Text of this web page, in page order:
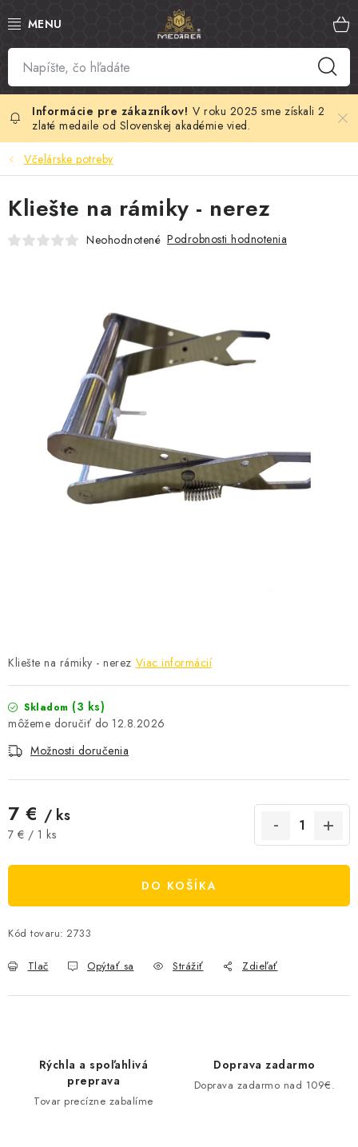
na
SLOVENSKÝ MED
MANUKA MED
VČELÍ PEĽ
MATERSKÁ KAŠIČKA
MEDOVÁ KOZMETIKA
MEDOVÉ DARČEKOVÉ SETY
VÝROBKY Z VOSKU
DOPLNKY KU VČELÍM PRODUKTOM
ČOKOLÁDA
Kamenná predajňa Náš príbeh Články
Napísali o nás
Kontakty
Doprava a platba
V roku 2025 sme získali 2
zlaté medaile od Slovenskej akadémie vied.
Včelárske potreby
Kliešte na rámiky - nerez Viac informácií
Skladom (3 ks)
12.8.2026
Možnosti doručenia
7 € / ks
Jednotková cena:
7 € / 1 ks
DO KOŠÍKA
Kód tovaru: 2733
Tlač Opýtať sa Strážiť Zdieľať
Kliešte na rámiky - nerez
Neohodnotené Podrobnosti hodnotenia
Rýchla a spoľahlivá
preprava
Tovar precízne zabalíme
Doprava zadarmo
Doprava zadarmo nad 109€.